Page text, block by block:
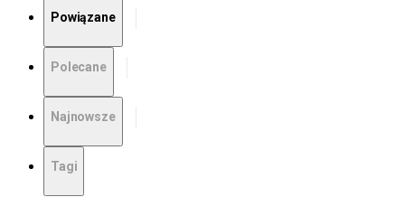
Powiązane
Polecane
Najnowsze
Tagi